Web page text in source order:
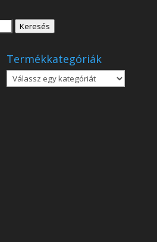
8
.500 Ft
Keresés
Termékkategóriák